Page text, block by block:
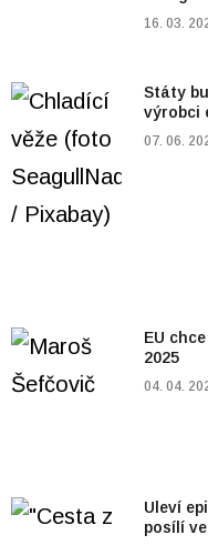
16. 03.
Státy
výrobci
07. 06.
EU
2025
04. 04.
Uleví
posílí